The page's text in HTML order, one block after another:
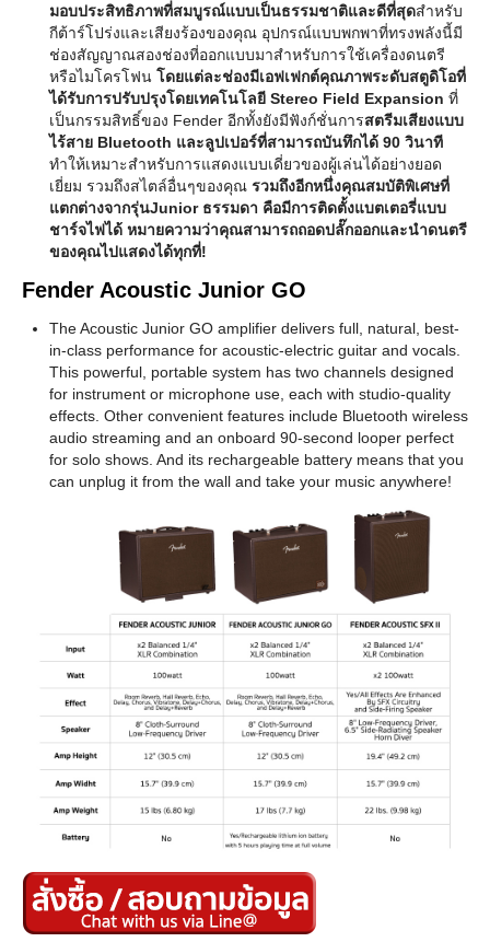
มอบประสิทธิภาพที่สมบูรณ์แบบเป็นธรรมชาติและดีที่สุดสำหรับ
กีต้าร์โปร่งและเสียงร้องของคุณ อุปกรณ์แบบพกพาที่ทรงพลังนี้มี
ช่องสัญญาณสองช่องที่ออกแบบมาสำหรับการใช้เครื่องดนตรี
หรือไมโครโฟน โดยแต่ละช่องมีเอฟเฟกต์คุณภาพระดับสตูดิโอที่
ได้รับการปรับปรุงโดยเทคโนโลยี Stereo Field Expansion ที่
เป็นกรรมสิทธิ์ของ Fender อีกทั้งยังมีฟังก์ชั่นการสตรีมเสียงแบบ
ไร้สาย Bluetooth และลูปเปอร์ที่สามารถบันทึกได้ 90 วินาที
ทำให้เหมาะสำหรับการแสดงแบบเดี่ยวของผู้เล่นได้อย่างยอด
เยี่ยม รวมถึงสไตล์อื่นๆของคุณ รวมถึงอีกหนึ่งคุณสมบัติพิเศษที่
แตกต่างจากรุ่นJunior ธรรมดา คือมีการติดตั้งแบตเตอรี่แบบ
ชาร์จไฟได้ หมายความว่าคุณสามารถถอดปลั๊กออกและนำดนตรี
ของคุณไปแสดงได้ทุกที่!
Fender Acoustic Junior GO
The Acoustic Junior GO amplifier delivers full, natural, best-
in-class performance for acoustic-electric guitar and vocals.
This powerful, portable system has two channels designed
for instrument or microphone use, each with studio-quality
effects. Other convenient features include Bluetooth wireless
audio streaming and an onboard 90-second looper perfect
for solo shows. And its rechargeable battery means that you
can unplug it from the wall and take your music anywhere!